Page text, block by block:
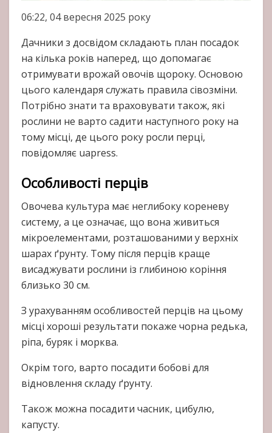
06:22, 04 вересня 2025 року
Дачники з досвідом складають план посадок
на кілька років наперед, що допомагає
отримувати врожай овочів щороку. Основою
цього календаря служать правила сівозміни.
Потрібно знати та враховувати також, які
рослини не варто садити наступного року на
тому місці, де цього року росли перці,
повідомляє uapress.
Особливості перців
Овочева культура має неглибоку кореневу
систему, а це означає, що вона живиться
мікроелементами, розташованими у верхніх
шарах ґрунту. Тому після перців краще
висаджувати рослини із глибиною коріння
близько 30 см.
З урахуванням особливостей перців на цьому
місці хороші результати покаже чорна редька,
ріпа, буряк і морква.
Окрім того, варто посадити бобові для
відновлення складу ґрунту.
Також можна посадити часник, цибулю,
капусту.